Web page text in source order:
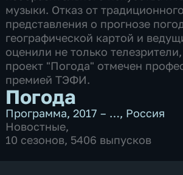
музыки. Отказ от традиционного
представления о прогнозе
географической картой и
оценили не только
проект "Погода" отмечен
премией ТЭФИ.
Погода
Программа,2017 – …, Россия
Новостные,
10 сезонов, 5406 выпусков